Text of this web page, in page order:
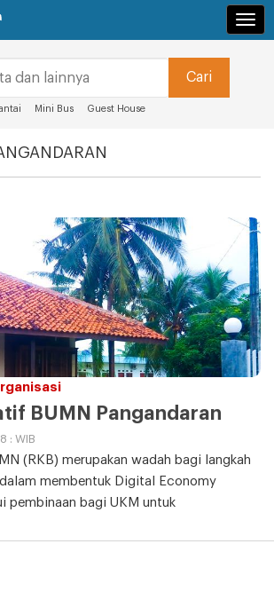
Mini Bus Guest House
BUMN Pangandaran
: WIB
(RKB) merupakan wadah bagi langkah
membentuk Digital Economy
pembinaan bagi UKM untuk